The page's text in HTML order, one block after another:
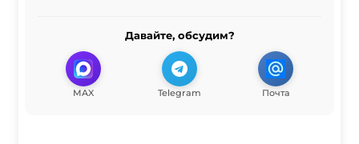
Давайте, обсудим?
MAX Telegram Почта